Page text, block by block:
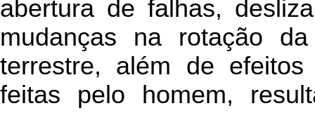
abertura de falhas,
mudanças na rotação
terrestre, além de
feitas pelo homem,